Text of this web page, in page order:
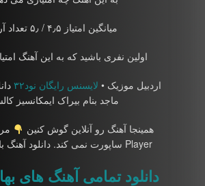
میانگین امتیاز ۴٫۵ / ۵٫ تعداد آرا ۲
اولین نفری باشید که به این آهنگ
اردبیل موزیک • لایسنس رایگان نود۳۲
ماجد بنام بیراک ایمکانسیز
همینجا آهنگ رو آنلاین گوش کنین
Player ساپورت نمی کند. دانلود آهنگ با کیفیت ۳۲۰
دانلود تمامی آهنگ های